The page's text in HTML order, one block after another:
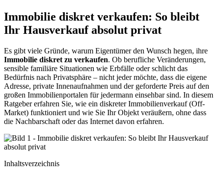
Immobilie diskret verkaufen: So bleibt
Ihr Hausverkauf absolut privat
Es gibt viele Gründe, warum Eigentümer den Wunsch hegen, ihre
Immobilie diskret zu verkaufen. Ob berufliche Veränderungen,
sensible familiäre Situationen wie Erbfälle oder schlicht das
Bedürfnis nach Privatsphäre – nicht jeder möchte, dass die eigene
Adresse, private Innenaufnahmen und der geforderte Preis auf den
großen Immobilienportalen für jedermann einsehbar sind. In diesem
Ratgeber erfahren Sie, wie ein diskreter Immobilienverkauf (Off-
Market) funktioniert und wie Sie Ihr Objekt veräußern, ohne dass
die Nachbarschaft oder das Internet davon erfahren.
Inhaltsverzeichnis